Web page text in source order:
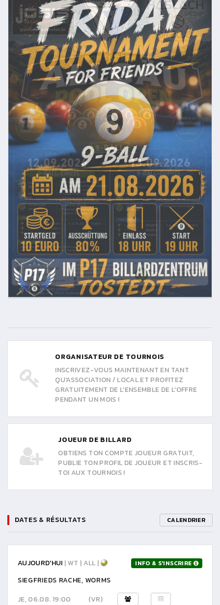
ORGANISATEUR DE TOURNOIS
INSCRIVEZ-VOUS MAINTENANT EN TANT
QU'ASSOCIATION / LOCAL ET PROFITEZ
GRATUITEMENT DE L'ENSEMBLE DE L'OFFRE
PENDANT UN MOIS !
JOUEUR DE BILLARD
OBTIENS TON COMPTE JOUEUR GRATUIT,
PUBLIE TON PROFIL DE JOUEUR ET INSCRIS-
TOI AUX TOURNOIS !
DATES & RÉSULTATS CALENDRIER
AUJOURD'HUI | WT | ALL | INFO & S'INSCRIRE
SIEGFRIEDS RACHE, WORMS
JE, 06.08. 19:00
(VR)